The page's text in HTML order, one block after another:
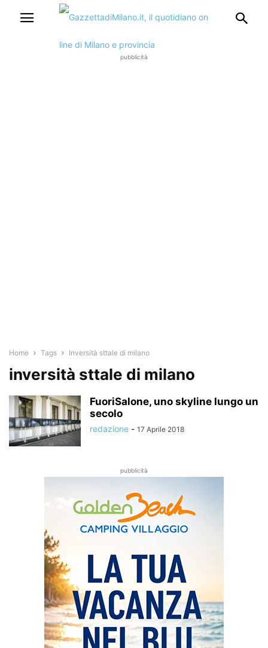
pubblicità
Home Tags Inversità sttale di milano
inversità sttale di milano
FuoriSalone, uno skyline lungo un
secolo
redazione - 17 Aprile 2018
pubblicità